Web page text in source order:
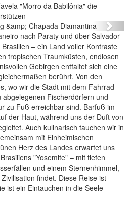
"Morro da Babilônia" die
& Chapada Diamantina
Next
nach Paraty und über Salvador
– ein Land voller Kontraste
tropischen Traumküsten, endlosen
Gebirgen entfaltet sich eine
berührt. Von den
wo wir die Stadt mit dem Fahrrad
Fischerdörfern und
zu Fuß erreichbar sind. Barfuß im
der Haut, während uns der Duft von
Auch kulinarisch tauchen wir in
mit Einheimischen
Herz des Landes erwartet uns
"Yosemite" – mit tiefen
und einem Sternenhimmel,
findet. Diese Reise ist
ist ein Eintauchen in die Seele